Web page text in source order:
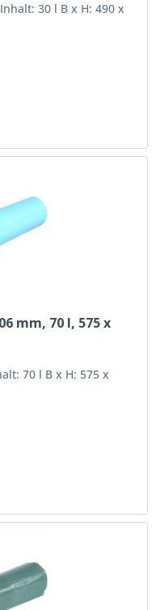
30 l B x H: 490 x
mm, 70 l, 575 x
70 l B x H: 575 x